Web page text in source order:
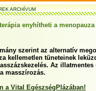
ARCHÍVUM
enyhítheti a
szerint az alternatív
kellemetlen tüneteinek
Az
masszírozás.
a Vital EgészségPlázában!